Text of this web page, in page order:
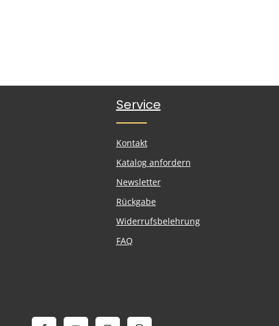
Service
Kontakt
Katalog anfordern
Newsletter
Rückgabe
Widerrufsbelehrung
FAQ